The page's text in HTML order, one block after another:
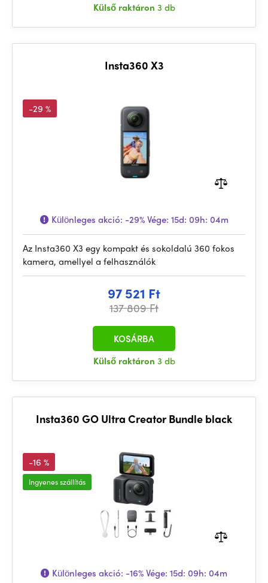
Külső raktáron 3 db
Insta360 X3
-29 %
Különleges akció: -29%Vége: 15d: 09h: 04m
Az Insta360 X3 egy kompakt és sokoldalú 360 fokos
kamera, amellyel a felhasználók
97 521 Ft
137 809 Ft
Külső raktáron 3 db
KOSÁRBA
Insta360 GO Ultra Creator Bundle black
-16 %
Ingyenes szállítás
Különleges akció: -16%Vége: 15d: 09h: 04m